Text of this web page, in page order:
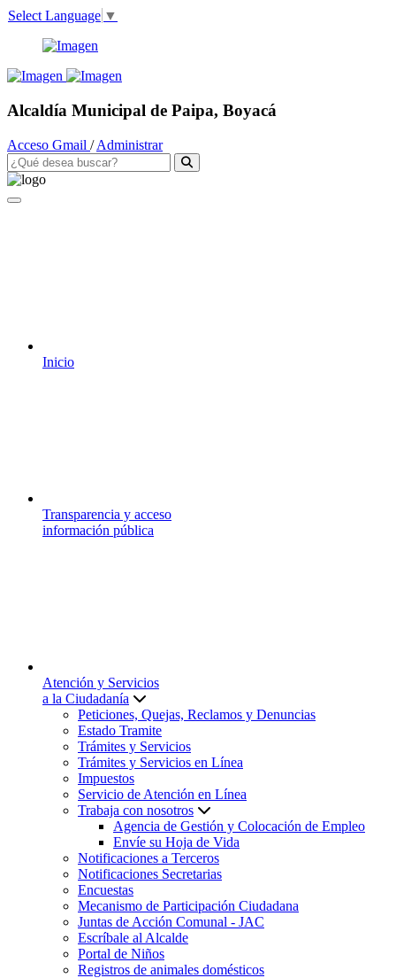
Select Language ▼
Alcaldía Municipal de Paipa, Boyacá
Acceso Gmail /Administrar
Inicio
Transparencia y acceso
información pública
Atención y Servicios
a la Ciudadanía
Peticiones, Quejas, Reclamos y Denuncias
Estado Tramite
Trámites y Servicios
Trámites y Servicios en Línea
Impuestos
Servicio de Atención en Línea
Trabaja con nosotros
Agencia de Gestión y Colocación de Empleo
Envíe su Hoja de Vida
Notificaciones a Terceros
Notificaciones Secretarias
Encuestas
Mecanismo de Participación Ciudadana
Juntas de Acción Comunal - JAC
Escríbale al Alcalde
Portal de Niños
Registros de animales domésticos